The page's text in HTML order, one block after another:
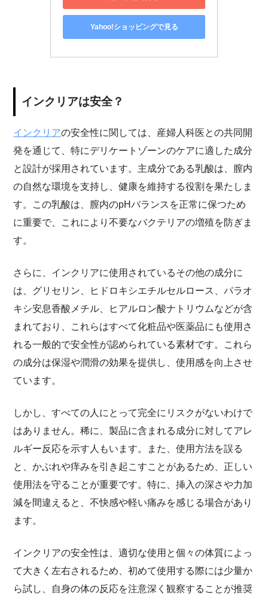
Yahoo!ショッピングで見る
インクリアは安全？
インクリアの安全性に関しては、産婦人科医との共同開
発を通じて、特にデリケートゾーンのケアに適した成分
と設計が採用されています。主成分である乳酸は、膣内
の自然な環境を支持し、健康を維持する役割を果たしま
す。この乳酸は、膣内のpHバランスを正常に保つため
に重要で、これにより不要なバクテリアの増殖を防ぎま
す。
さらに、インクリアに使用されているその他の成分に
は、グリセリン、ヒドロキシエチルセルロース、パラオ
キシ安息香酸メチル、ヒアルロン酸ナトリウムなどが含
まれており、これらはすべて化粧品や医薬品にも使用さ
れる一般的で安全性が認められている素材です。これら
の成分は保湿や潤滑の効果を提供し、使用感を向上させ
ています。
しかし、すべての人にとって完全にリスクがないわけで
はありません。稀に、製品に含まれる成分に対してアレ
ルギー反応を示す人もいます。また、使用方法を誤る
と、かぶれや痒みを引き起こすことがあるため、正しい
使用法を守ることが重要です。特に、挿入の深さや力加
減を間違えると、不快感や軽い痛みを感じる場合があり
ます。
インクリアの安全性は、適切な使用と個々の体質によっ
て大きく左右されるため、初めて使用する際には少量か
ら試し、自身の体の反応を注意深く観察することが推奨